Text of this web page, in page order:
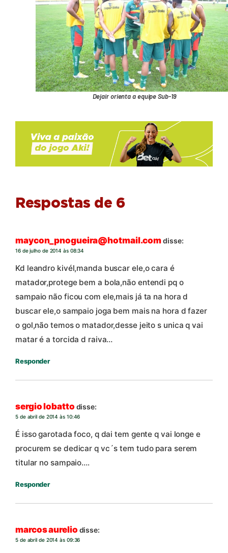
Dejair orienta a equipe Sub-19
Respostas de 6
maycon_pnogueira@hotmail.comdisse:
16 de julho de 2014 às 08:34
Kd leandro kivél,manda buscar ele,o cara é
matador,protege bem a bola,não entendi pq o
sampaio não ficou com ele,mais já ta na hora d
buscar ele,o sampaio joga bem mais na hora d fazer
o gol,não temos o matador,desse jeito s unica q vai
matar é a torcida d raiva…
Responder
sergio lobatto disse:
5 de abril de 2014 às 10:46
É isso garotada foco, q dai tem gente q vai longe e
procurem se dedicar q vc´s tem tudo para serem
titular no sampaio….
Responder
marcos aurelio disse:
5 de abril de 2014 às 09:36